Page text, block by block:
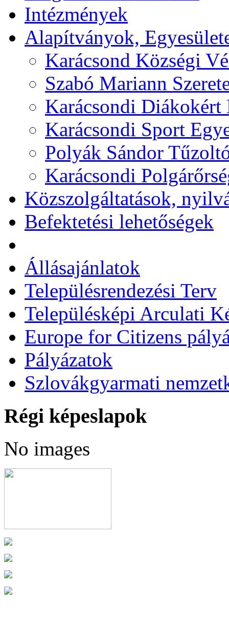
Intézmények
Alapítványok,
Karácsond Községi
Szabó Mariann
Karácsondi Diákokért
Karácsondi Sport
Polyák Sándor
Karácsondi
Közszolgáltatások,
Befektetési lehetőségek
Állásajánlatok
Településrendezési Terv
Településképi Arculati
Europe for Citizens
Pályázatok
Szlovákgyarmati
Régi képeslapok
No images